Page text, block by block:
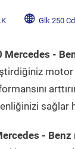
Glk 250
Mercedes -
motor
sağlar
- Benz